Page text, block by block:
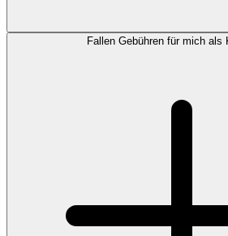
Fallen Gebühren für mich als